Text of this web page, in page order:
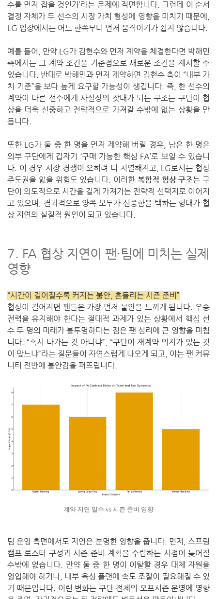
수를 먼저 잡을 것인가’라는 문제에 직면합니다. 그런데 이 순서
결정 자체가 두 선수의 시장 가치 형성에 영향을 미치기 때문에,
LG 입장에서는 어느 한쪽부터 먼저 움직이기가 쉽지 않습니다.
예를 들어, 만약 LG가 김현수와 먼저 계약을 체결한다면 박해민
측에서는 그 계약 조건을 기준점으로 새로운 조건을 제시할 수
있습니다. 반대로 박해민과 먼저 계약하면 김현수 측이 “내부 가
치 기준”을 보다 높게 요구할 가능성이 생깁니다. 즉, 한 선수의
계약이 다른 선수에게 사실상의 잣대가 되는 구조는 구단이 협
상을 더욱 신중하고 전략적으로 가져갈 수밖에 없는 상황을 만
듭니다.
또한 LG가 둘 중 한 명을 먼저 계약해 버릴 경우, 남은 한 명은
외부 구단에게 갑자기 ‘구매 가능한 핵심 FA’로 보일 수 있습니
다. 이 경우 시장 경쟁이 오히려 더 치열해지고, LG로서는 협상
주도권을 잃을 위험도 있습니다. 이러한 복합적 협상 구조는 구
단이 의도적으로 시간을 길게 가져가는 전략적 선택지로 이어지
고 있으며, 결과적으로 양쪽 모두가 신중함을 택하는 형태가 협
상 지연의 실질적 원인이 되고 있습니다.
7. FA 협상 지연이 팬·팀에 미치는 실제
영향
“시간이 길어질수록 커지는 불안, 흔들리는 시즌 준비”
협상이 길어지면 팬들은 가장 먼저 불안을 느끼게 됩니다. 우승
전력을 유지해야 한다는 절대적 과제가 있는 상황에서 핵심 선
수 두 명의 미래가 불투명하다는 점은 팬 심리에 큰 영향을 미칩
니다. “혹시 나가는 것 아니냐”, “구단이 재계약 의지가 있는 것
이 맞느냐”라는 질문들이 자연스럽게 나오게 되고, 이는 팬 커뮤
니티 전반에 불안감을 퍼뜨립니다.
계약 지연 일수 vs 시즌 준비 영향
팀 운영 측면에서도 지연은 분명한 영향을 줍니다. 먼저, 스프링
캠프 로스터 구성과 시즌 준비 계획을 수립하는 시점이 늦어질
수밖에 없습니다. 만약 둘 중 한 명이 이탈할 경우 대체 자원을
영입해야 하거나, 내부 육성 플랜에 속도 조절이 필요해질 수 있
기 때문입니다. 이런 변화는 구단 전체의 오프시즌 운영에 영향